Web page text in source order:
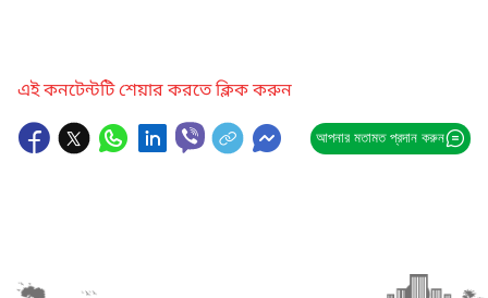
এই কনটেন্টটি শেয়ার করতে ক্লিক করুন
আপনার মতামত প্রদান করুন